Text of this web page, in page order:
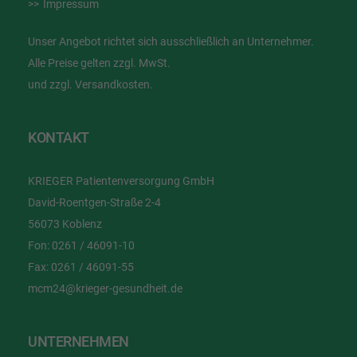
Impressum
Unser Angebot richtet sich ausschließlich an Unternehmer.
Alle Preise gelten zzgl. MwSt.
und zzgl. Versandkosten.
KONTAKT
KRIEGER Patientenversorgung GmbH
David-Roentgen-Straße 2-4
56073 Koblenz
Fon: 0261 / 46091-10
Fax: 0261 / 46091-55
mcm24@krieger-gesundheit.de
UNTERNEHMEN